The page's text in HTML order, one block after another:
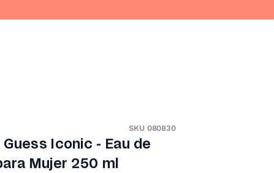
SKU 080830
Iconic - Eau de
Mujer 250 ml